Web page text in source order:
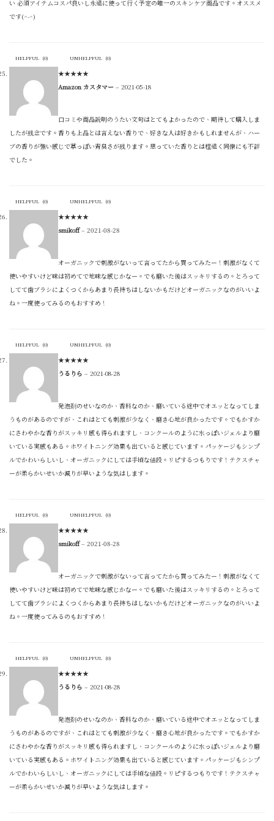
い 必須アイテムコスパ良いし永遠に使って行く予定の唯一のスキンケア商品です。オススメ
です(^-^)
HELPFUL (0) UNHELPFUL (0)
★★★★★
Amazon カスタマー – 2021-05-18
口コミや商品説明のうたい文句はとてもよかったので、期待して購入しま
したが残念です。香りも上品とは言えない香りで、好きな人は好きかもしれませんが、ハー
ブの香りが強い感じで草っぽい青臭さが残ります。思っていた香りとは程遠く同僚にも不評
でした。
HELPFUL (0) UNHELPFUL (0)
★★★★★
smikoff– 2021-08-28
オーガニックで刺激がないって言ってたから買ってみたー！刺激がなくて
使いやすいけど味は初めてで地味な感じかなー。でも磨いた後はスッキリするの。とろって
してて歯ブラシによくつくからあまり長持ちはしないかもだけどオーガニックなのがいいよ
ね。一度使ってみるのもおすすめ！
HELPFUL (0) UNHELPFUL (0)
★★★★★
うるりら – 2021-08-28
発泡剤のせいなのか、香料なのか、磨いている途中でオエッとなってしま
うものがあるのですが、これはとても刺激が少なく、磨き心地が良かったです。でもかすか
にさわやかな香りがスッキリ感も得られますし、コンクールのように水っぽいジェルより磨
いている実感もある。ホワイトニング効果も出ていると感じています。パッケージもシンプ
ルでかわいらしいし、オーガニックにしては手頃な値段。リピするつもりです！テクスチャ
ーが柔らかいせいか減りが早いような気はします。
HELPFUL (0) UNHELPFUL (0)
★★★★★
smikoff– 2021-08-28
オーガニックで刺激がないって言ってたから買ってみたー！刺激がなくて
使いやすいけど味は初めてで地味な感じかなー。でも磨いた後はスッキリするの。とろって
してて歯ブラシによくつくからあまり長持ちはしないかもだけどオーガニックなのがいいよ
ね。一度使ってみるのもおすすめ！
HELPFUL (0) UNHELPFUL (0)
★★★★★
うるりら – 2021-08-28
発泡剤のせいなのか、香料なのか、磨いている途中でオエッとなってしま
うものがあるのですが、これはとても刺激が少なく、磨き心地が良かったです。でもかすか
にさわやかな香りがスッキリ感も得られますし、コンクールのように水っぽいジェルより磨
いている実感もある。ホワイトニング効果も出ていると感じています。パッケージもシンプ
ルでかわいらしいし、オーガニックにしては手頃な値段。リピするつもりです！テクスチャ
ーが柔らかいせいか減りが早いような気はします。